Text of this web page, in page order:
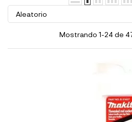
Aleatorio
Mostrando 1-24 de